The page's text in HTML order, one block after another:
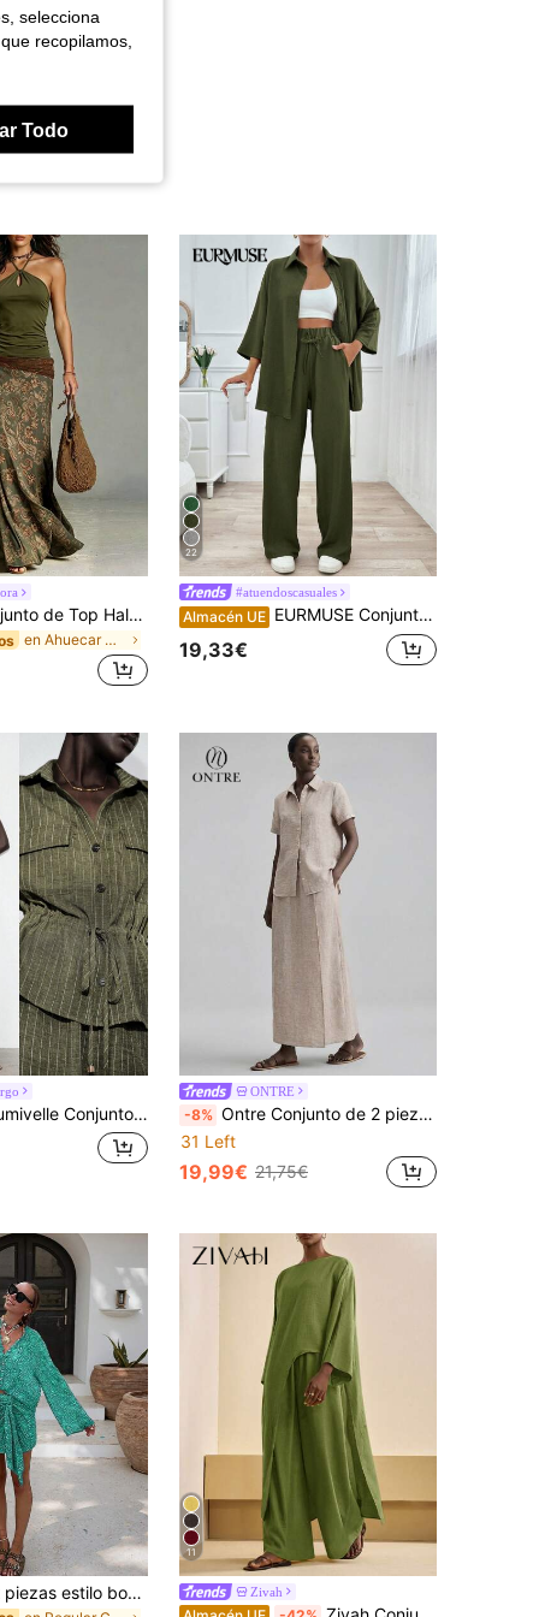
Glimmora Conjunto de Top Halter y Falda Verde Oliva Retro con Cuello Retorcido Calado, Conjunto de Dos Piezas para Vacaciones en la Playa
en Ahuecar Coords de mujer
22
#atuendoscasuales
Almacén UE EURMUSE Conjunto de dos piezas: pantalón y top
19,33€
de 2 piezas con blusa de cuello de camisa con bolsillo falso y cintura ceñida + pantalones de pierna ancha con cintura elástica para mujer
ONTRE
-8% Ontre Conjunto de 2 piezas para mujer, Nuevo Lanzamiento 2026SS, Ajuste holgado, Color negro sólido, Diseño minimalista elegante y urbano chic, Blusa asimétrica de hombros y pantalones de pierna ancha, Cintura elástica, Adecuado para salidas, vacaciones, bodas, oficinas, escuelas, escapadas románticas
31 Left
19,99€ 21,75€
Conjunto de 2 piezas estilo bohemio elegante casual de verano para mujer, top con cuello de camisa y falda con lazo en la cintura, tela fina, atuendo de verano, ropa para exteriores y vacaciones, estética
11
Zivah
selecciona
recopilamos,
Todo